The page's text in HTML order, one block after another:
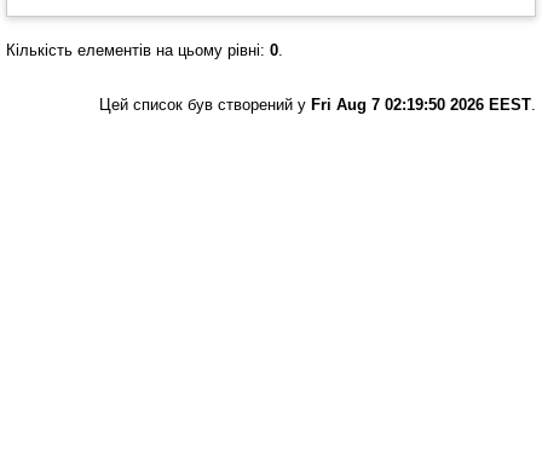
Кількість елементів на цьому рівні: 0
Цей список був створений у Fri Aug 7 02:19:50 2026 EEST